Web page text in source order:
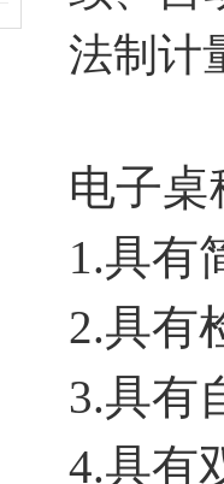
法制计
电子
1.具有
2.具有
3.具有
4.具有